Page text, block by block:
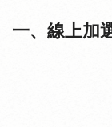
一、線上加